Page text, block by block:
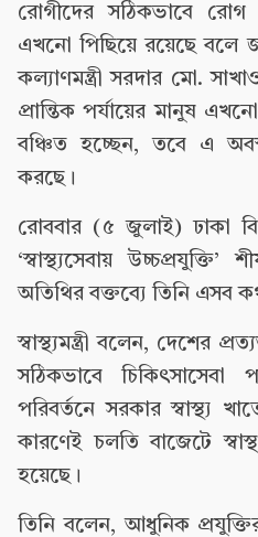
রোগীদের সঠিকভাবে রোগ
এখনো পিছিয়ে রয়েছে বলে
কল্যাণমন্ত্রী সরদার মো.
প্রান্তিক পর্যায়ের মানুষ
বঞ্চিত হচ্ছেন, তবে এ
করছে।
রোববার (৫ জুলাই) ঢাকা
‘স্বাস্থ্যসেবায়
অতিথির বক্তব্যে তিনি এসব
স্বাস্থ্যমন্ত্রী বলেন, দেশের
সঠিকভাবে চিকিৎসাসেবা
পরিবর্তনে সরকার স্বাস্থ্য
কারণেই চলতি বাজেটে
হয়েছে।
তিনি বলেন, আধুনিক